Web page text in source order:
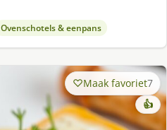
Ovenschotels & eenpans
Maak favoriet7
👍